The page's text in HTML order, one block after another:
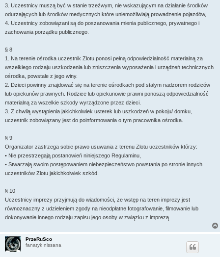
3. Uczestnicy muszą być w stanie trzeźwym, nie wskazującym na działanie środków
odurzających lub środków medycznych które uniemożliwiają prowadzenie pojazdów,
4. Uczestnicy zobowiązani są do poszanowania mienia publicznego, prywatnego i
zachowania porządku publicznego.
§ 8
1. Na terenie ośrodka uczestnik Zlotu ponosi pełną odpowiedzialność materialną za
wszelkiego rodzaju uszkodzenia lub zniszczenia wyposażenia i urządzeń technicznych
ośrodka, powstałe z jego winy.
2. Dzieci powinny znajdować się na terenie ośrodkach pod stałym nadzorem rodziców
lub opiekunów prawnych. Rodzice lub opiekunowie prawni ponoszą odpowiedzialność
materialną za wszelkie szkody wyrządzone przez dzieci.
3. Z chwilą wystąpienia jakichkolwiek usterek lub uszkodzeń w pokoju/ domku,
uczestnik zobowiązany jest do poinformowania o tym pracownika ośrodka.
§ 9
Organizator zastrzega sobie prawo usuwania z terenu Zlotu uczestników którzy:
• Nie przestrzegają postanowień niniejszego Regulaminu,
• Stwarzają swoim postępowaniem niebezpieczeństwo powstania po stronie innych
uczestników Zlotu jakichkolwiek szkód.
§ 10
Uczestnicy imprezy przyjmują do wiadomości, że wstęp na teren imprezy jest
równoznaczny z udzieleniem zgody na nieodpłatne fotografowanie, filmowanie lub
dokonywanie innego rodzaju zapisu jego osoby w związku z imprezą.
PrzeRuSco
fanatyk nissana